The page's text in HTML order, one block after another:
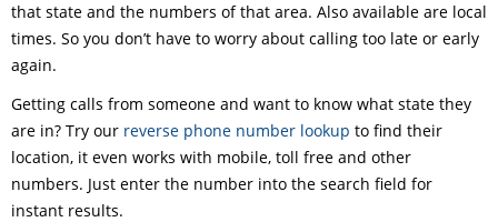
that state and the numbers of that area. Also available are local
times. So you don’t have to worry about calling too late or early
again.
Getting calls from someone and want to know what state they
are in? Try our reverse phone number lookup to find their
location, it even works with mobile, toll free and other
numbers. Just enter the number into the search field for
instant results.